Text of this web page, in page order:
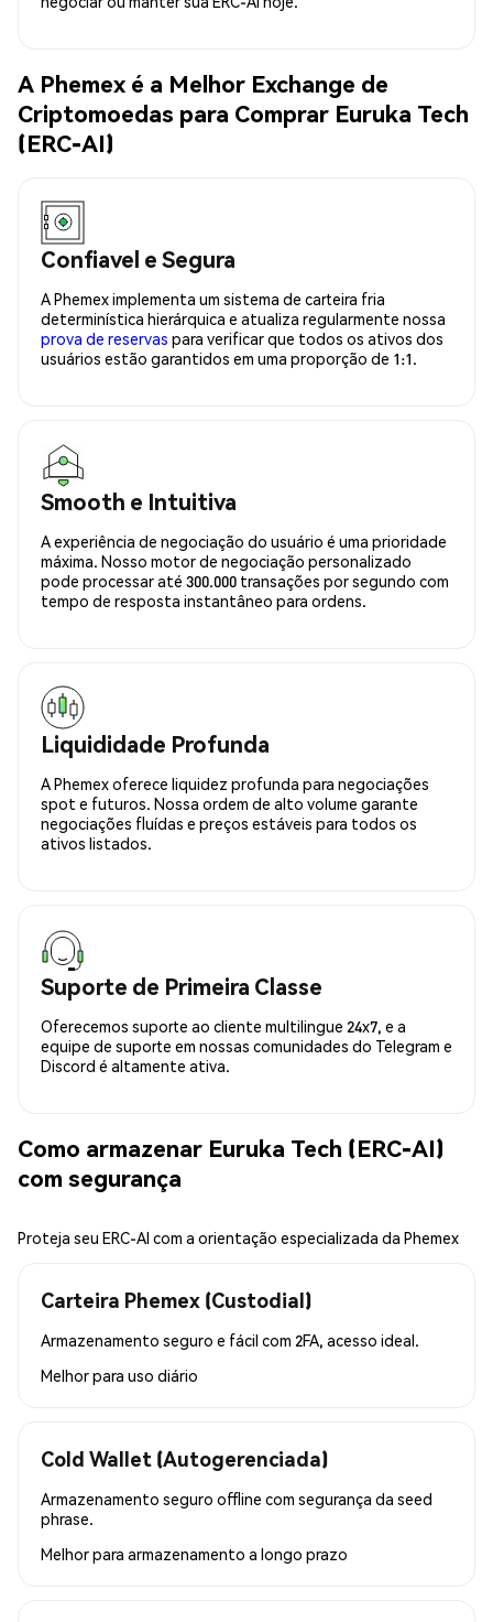
A Phemex é a Melhor Exchange de
Criptomoedas para Comprar Euruka Tech
(ERC-AI)
Confiavel e Segura
A Phemex implementa um sistema de carteira fria
determinística hierárquica e atualiza regularmente nossa
prova de reservas para verificar que todos os ativos dos
usuários estão garantidos em uma proporção de 1:1.
Smooth e Intuitiva
A experiência de negociação do usuário é uma prioridade
máxima. Nosso motor de negociação personalizado
pode processar até 300.000 transações por segundo com
tempo de resposta instantâneo para ordens.
Liquididade Profunda
A Phemex oferece liquidez profunda para negociações
spot e futuros. Nossa ordem de alto volume garante
negociações fluídas e preços estáveis para todos os
ativos listados.
Suporte de Primeira Classe
Oferecemos suporte ao cliente multilingue 24x7, e a
equipe de suporte em nossas comunidades do Telegram e
Discord é altamente ativa.
Como armazenar Euruka Tech (ERC-AI)
com segurança
Proteja seu ERC-AI com a orientação especializada da Phemex
Carteira Phemex (Custodial)
Armazenamento seguro e fácil com 2FA, acesso ideal.
Melhor para uso diário
Cold Wallet (Autogerenciada)
Armazenamento seguro offline com segurança da seed
phrase.
Melhor para armazenamento a longo prazo